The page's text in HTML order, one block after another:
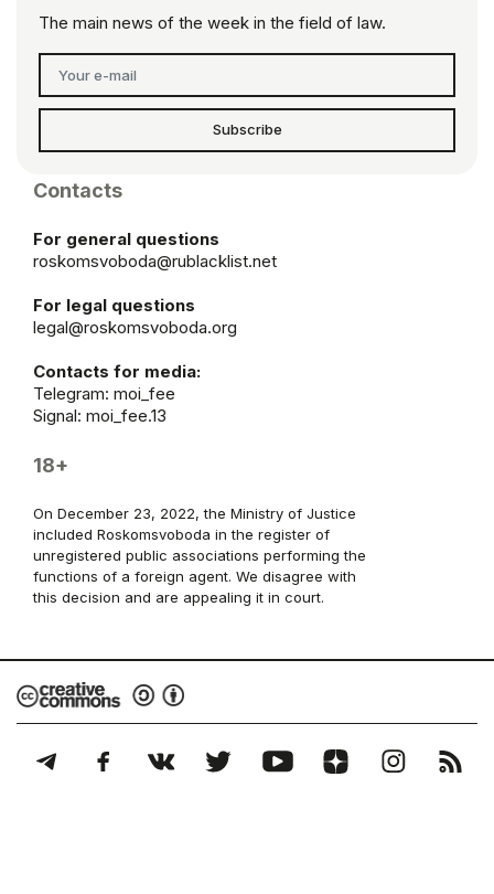
The main news of the week in the field of law.
Subscribe
Contacts
For general questions
roskomsvoboda@rublacklist.net
For legal questions
legal@roskomsvoboda.org
Contacts for media:
Telegram: moi_fee
Signal: moi_fee.13
18+
On December 23, 2022, the Ministry of Justice
included Roskomsvoboda in the register of
unregistered public associations performing the
functions of a foreign agent. We disagree with
this decision and are appealing it in court.